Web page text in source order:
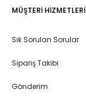
MÜŞTERI HIZMETLERI
Sık Sorulan Sorular
Sipariş Takibi
Gönderim